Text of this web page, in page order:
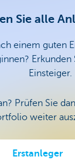
Sie alle
einem guten
Einsteiger.
Prüfen Sie
weiter
Erstanleger